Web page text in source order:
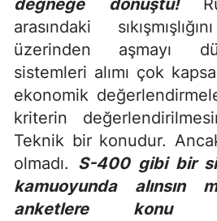
değneğe dönüştü!
arasındaki
üzerinden aşmayı
sistemleri alımı çok
ekonomik
kriterin
Teknik bir konudur.
olmadı. S-400 gibi bir
kamuoyunda alınsın
anketlere konu